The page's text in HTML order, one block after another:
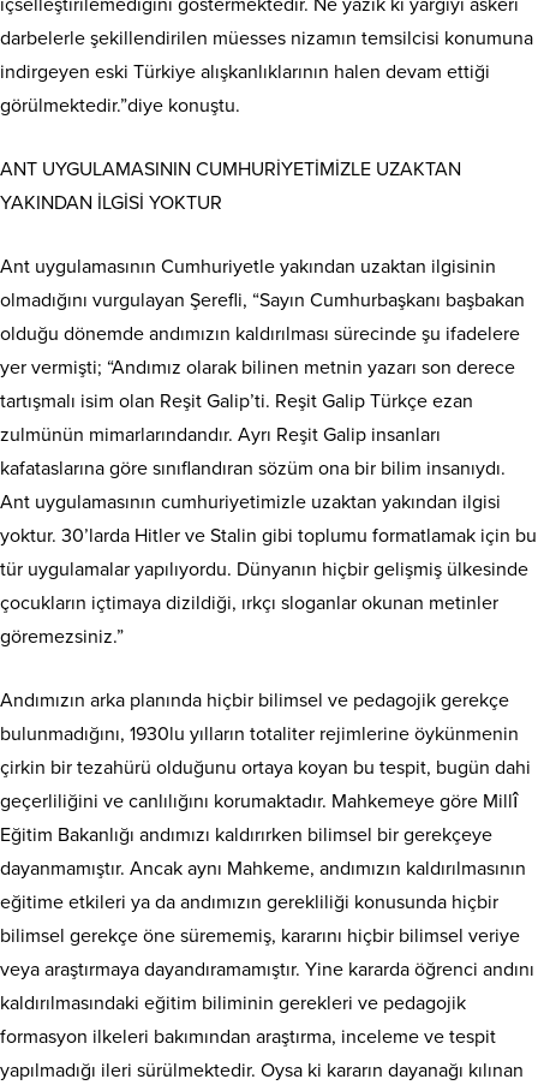
içselleştirilemediğini göstermektedir. Ne yazık ki yargıyı askeri
darbelerle şekillendirilen müesses nizamın temsilcisi konumuna
indirgeyen eski Türkiye alışkanlıklarının halen devam ettiği
görülmektedir.”diye konuştu.
ANT UYGULAMASININ CUMHURİYETİMİZLE UZAKTAN
YAKINDAN İLGİSİ YOKTUR
Ant uygulamasının Cumhuriyetle yakından uzaktan ilgisinin
olmadığını vurgulayan Şerefli, “Sayın Cumhurbaşkanı başbakan
olduğu dönemde andımızın kaldırılması sürecinde şu ifadelere
yer vermişti; “Andımız olarak bilinen metnin yazarı son derece
tartışmalı isim olan Reşit Galip’ti. Reşit Galip Türkçe ezan
zulmünün mimarlarındandır. Ayrı Reşit Galip insanları
kafataslarına göre sınıflandıran sözüm ona bir bilim insanıydı.
Ant uygulamasının cumhuriyetimizle uzaktan yakından ilgisi
yoktur. 30’larda Hitler ve Stalin gibi toplumu formatlamak için bu
tür uygulamalar yapılıyordu. Dünyanın hiçbir gelişmiş ülkesinde
çocukların içtimaya dizildiği, ırkçı sloganlar okunan metinler
göremezsiniz.”
Andımızın arka planında hiçbir bilimsel ve pedagojik gerekçe
bulunmadığını, 1930lu yılların totaliter rejimlerine öykünmenin
çirkin bir tezahürü olduğunu ortaya koyan bu tespit, bugün dahi
geçerliliğini ve canlılığını korumaktadır. Mahkemeye göre Millî
Eğitim Bakanlığı andımızı kaldırırken bilimsel bir gerekçeye
dayanmamıştır. Ancak aynı Mahkeme, andımızın kaldırılmasının
eğitime etkileri ya da andımızın gerekliliği konusunda hiçbir
bilimsel gerekçe öne sürememiş, kararını hiçbir bilimsel veriye
veya araştırmaya dayandıramamıştır. Yine kararda öğrenci andını
kaldırılmasındaki eğitim biliminin gerekleri ve pedagojik
formasyon ilkeleri bakımından araştırma, inceleme ve tespit
yapılmadığı ileri sürülmektedir. Oysa ki kararın dayanağı kılınan